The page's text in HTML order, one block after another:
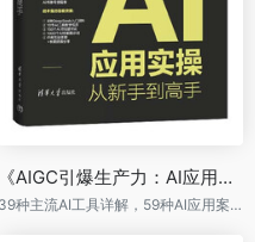
《AIGC引爆生产力：AI应用实操从新手到高手》
39种主流AI工具详解，59种AI应用案例